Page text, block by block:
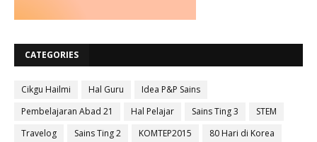
CATEGORIES
Cikgu Hailmi Hal Guru
Idea P&P Sains
Pembelajaran Abad 21
Hal Pelajar Sains Ting 3
STEM
Travelog
Sains Ting 2 KOMTEP2015
80 Hari di Korea